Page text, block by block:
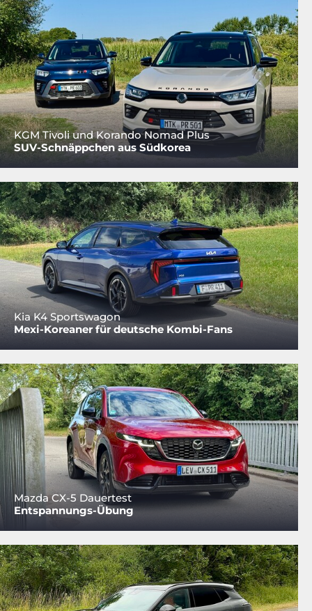
KGM Tivoli und Korando Nomad Plus
SUV-Schnäppchen aus Südkorea
Kia K4 Sportswagon
Mexi-Koreaner für deutsche Kombi-Fans
Mazda CX-5 Dauertest
Entspannungs-Übung